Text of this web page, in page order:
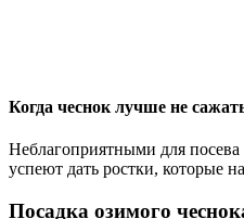
Когда чеснок лучше не
Неблагоприятными для посева
успеют дать ростки, которые
Посадка озимого